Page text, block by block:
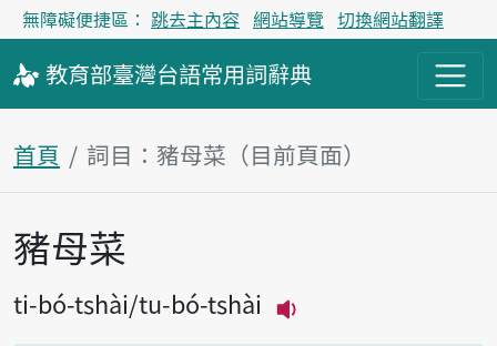
無障礙便捷區： 跳去主內容 網站導覽 切換網站翻譯
教育部臺灣台語常用詞辭典
首頁 詞目：豬母菜（目前頁面）
主內容區塊
豬母菜
ti-bó-tshài tu-bó-tshài